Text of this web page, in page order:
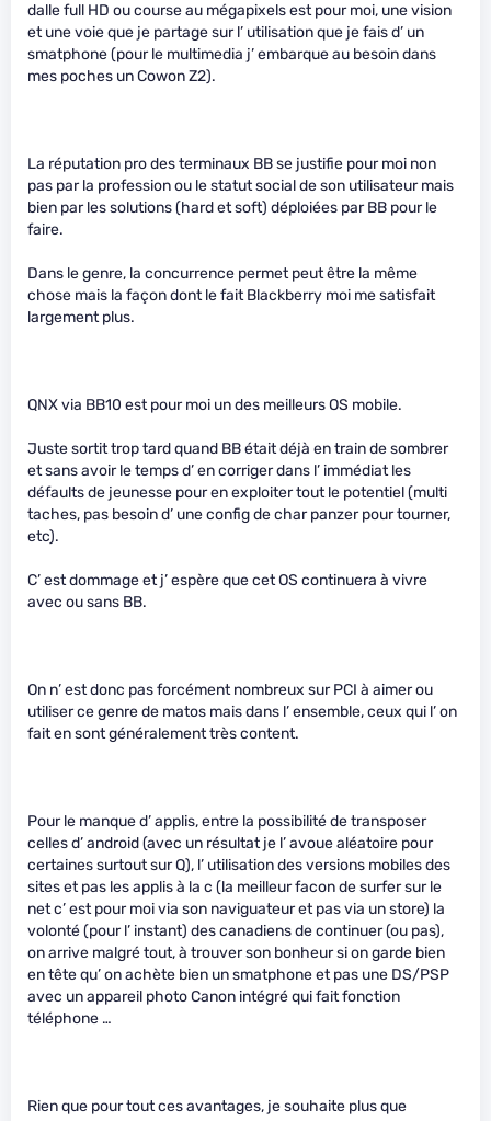
dalle full HD ou course au mégapixels est pour moi, une vision
et une voie que je partage sur l’ utilisation que je fais d’ un
smatphone (pour le multimedia j’ embarque au besoin dans
mes poches un Cowon Z2).
La réputation pro des terminaux BB se justifie pour moi non
pas par la profession ou le statut social de son utilisateur mais
bien par les solutions (hard et soft) déploiées par BB pour le
faire.
Dans le genre, la concurrence permet peut être la même
chose mais la façon dont le fait Blackberry moi me satisfait
largement plus.
QNX via BB10 est pour moi un des meilleurs OS mobile.
Juste sortit trop tard quand BB était déjà en train de sombrer
et sans avoir le temps d’ en corriger dans l’ immédiat les
défaults de jeunesse pour en exploiter tout le potentiel (multi
taches, pas besoin d’ une config de char panzer pour tourner,
etc).
C’ est dommage et j’ espère que cet OS continuera à vivre
avec ou sans BB.
On n’ est donc pas forcément nombreux sur PCI à aimer ou
utiliser ce genre de matos mais dans l’ ensemble, ceux qui l’ on
fait en sont généralement très content.
Pour le manque d’ applis, entre la possibilité de transposer
celles d’ android (avec un résultat je l’ avoue aléatoire pour
certaines surtout sur Q), l’ utilisation des versions mobiles des
sites et pas les applis à la c (la meilleur facon de surfer sur le
net c’ est pour moi via son naviguateur et pas via un store) la
volonté (pour l’ instant) des canadiens de continuer (ou pas),
on arrive malgré tout, à trouver son bonheur si on garde bien
en tête qu’ on achète bien un smatphone et pas une DS/PSP
avec un appareil photo Canon intégré qui fait fonction
téléphone …
Rien que pour tout ces avantages, je souhaite plus que